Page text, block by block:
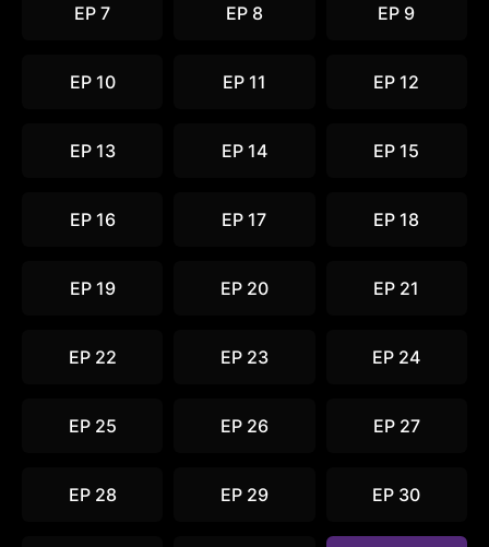
EP 7 EP 8 EP 9
EP 10 EP 11 EP 12
EP 13 EP 14 EP 15
EP 16 EP 17 EP 18
EP 19 EP 20 EP 21
EP 22 EP 23 EP 24
EP 25 EP 26 EP 27
EP 28 EP 29 EP 30